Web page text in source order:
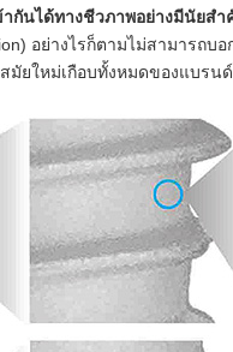
นได้ทางชีวภาพอย่างมีนัยสำ
อย่างไรก็ตามไม่สามารถบ
มัยใหม่เกือบทั้งหมดของแบรน